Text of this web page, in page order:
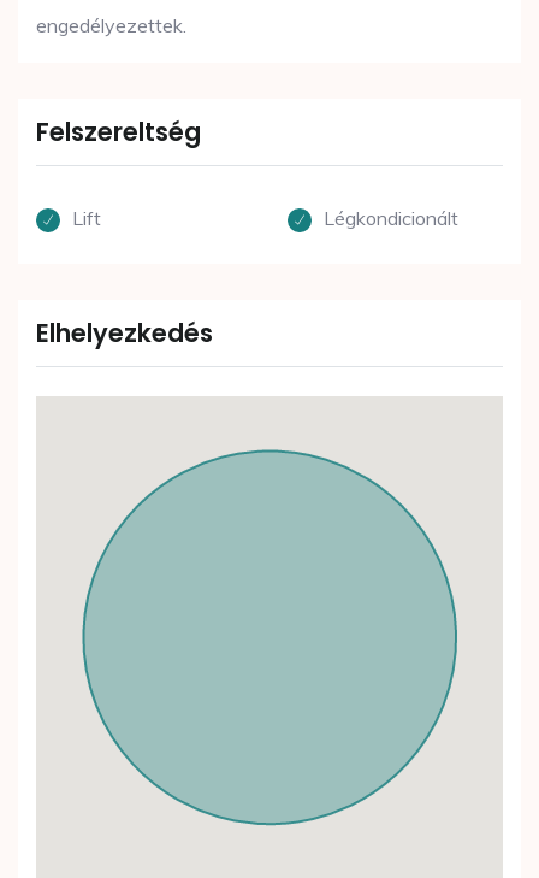
engedélyezettek.
Felszereltség
Lift Légkondicionált
Elhelyezkedés